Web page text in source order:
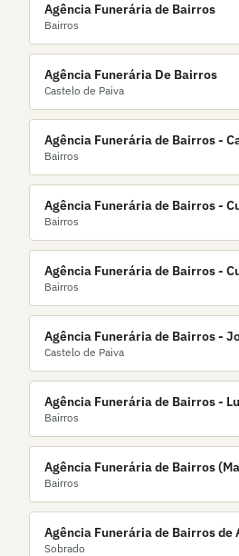
Agência Funerária de Bairros
Bairros
Agência Funerária De Bairros
Castelo de Paiva
Agência Funerária de Bairros -
Bairros
Agência Funerária de Bairros -
Filhos Lda.
Bairros
Agência Funerária de Bairros -
Fernandes
Bairros
Agência Funerária de Bairros -
Unipessoal, Lda.
Castelo de Paiva
Agência Funerária de Bairros -
Filhos, Lda.
Bairros
Agência Funerária de Bairros
Bairros
Agência Funerária de Bairros de
Sobrado